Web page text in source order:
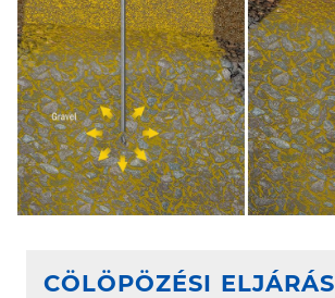
CÖLÖPÖZÉSI ELJÁRÁS